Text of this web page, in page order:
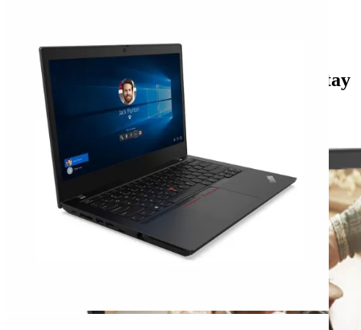
Thông tin sản phẩm
Lenovo ThinkPad L14 Máy tính xách tay
doanh nhân